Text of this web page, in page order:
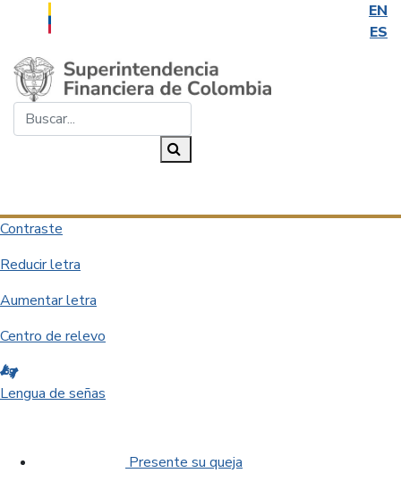
EN
ES
Saltar al contenido principal
Contraste
Reducir letra
Aumentar letra
Centro de relevo
Lengua de señas
Presente su queja